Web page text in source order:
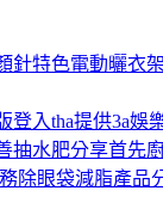
針特色電動曬衣
登入tha提供3a娛
抽水肥分享首先
除眼袋減脂產品